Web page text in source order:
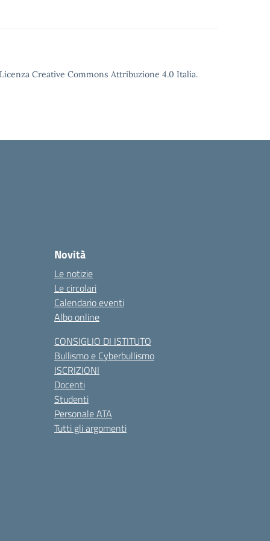
Creative Commons Attribuzione 4.0 Italia.
Novità
Le notizie
Le circolari
Calendario eventi
Albo online
CONSIGLIO DI ISTITUTO
Bullismo e Cyberbullismo
ISCRIZIONI
Docenti
Studenti
Personale ATA
Tutti gli argomenti